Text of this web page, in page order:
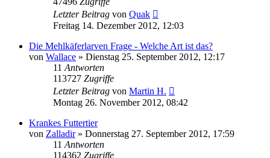
Letzter Beitrag von Quak
Freitag 14. Dezember 2012, 12:03
Die Mehlkäferlarven Frage - Welche Art ist das?
von Wallace » Dienstag 25. September 2012, 12:17
11 Antworten
113727 Zugriffe
Letzter Beitrag von Martin H.
Montag 26. November 2012, 08:42
Krankes Futtertier
von Zalladir» Donnerstag 27. September 2012, 17:59
11 Antworten
114362 Zugriffe